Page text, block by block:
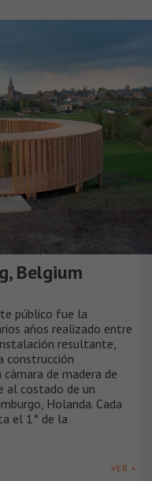
Belgium
público fue la
años realizado entre
resultante,
construcción
de madera de
al costado de un
Holanda. Cada
el 1° de la
VER +